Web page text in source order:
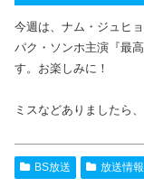
今週は、ナム・ジュヒ
パク・ソンホ主演『最
す。お楽しみに！
ミスなどありましたら
BS放送 放送情報